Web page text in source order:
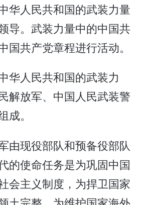
人民共和国的武装力量
导。武装力量中的中国共
国共产党章程进行活动。
人民共和国的武装力
解放军、中国人民武装警
成。
由现役部队和预备役部队
的使命任务是为巩固中国
会主义制度，为捍卫国家